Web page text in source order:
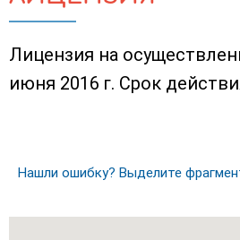
Лицензия на
июня 2016 г. Срок
Нашли ошибку? Выделите